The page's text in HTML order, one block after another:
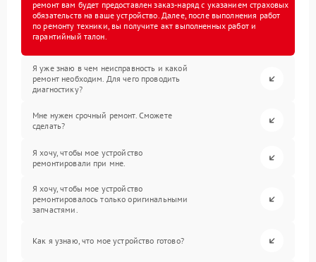
ремонт вам будет предоставлен заказ-наряд с указанием страховых
обязательств на ваше устройство. Далее, после выполнения работ
по ремонту техники, вы получите акт выполненных работ и
гарантийный талон.
Я уже знаю в чем неисправность и какой
ремонт необходим. Для чего проводить
диагностику?
Мне нужен срочный ремонт. Сможете
сделать?
Я хочу, чтобы мое устройство
ремонтировали при мне.
Я хочу, чтобы мое устройство
ремонтировалось только оригинальными
запчастями.
Как я узнаю, что мое устройство готово?